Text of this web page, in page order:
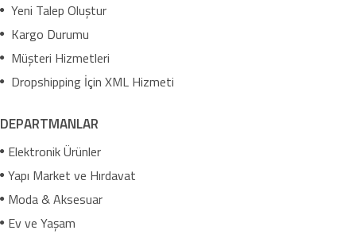
Yeni Talep Oluştur
Kargo Durumu
Müşteri Hizmetleri
Dropshipping İçin XML Hizmeti
DEPARTMANLAR
Elektronik Ürünler
Yapı Market ve Hırdavat
Moda & Aksesuar
Ev ve Yaşam